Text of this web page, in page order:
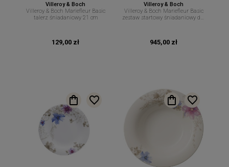
Villeroy & Boch
Villeroy & Boch Mariefleur Basic
talerz śniadaniowy 21 cm
129,00 zł
Villeroy & Boch
Villeroy & Boch Mariefleur Basic
zestaw startowy śniadaniowy dla
945,00 zł